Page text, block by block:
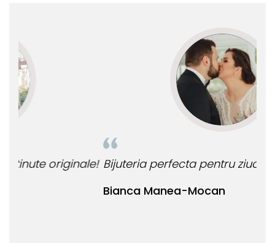
Bianca Manea-Mocan
Bijuteria perfecta pentru ziua perfecta!